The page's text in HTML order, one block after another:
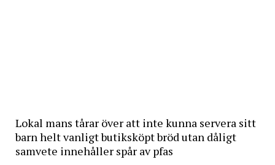
Lokal mans tårar över att inte kunna servera sitt
barn helt vanligt butiksköpt bröd utan dåligt
samvete innehåller spår av pfas